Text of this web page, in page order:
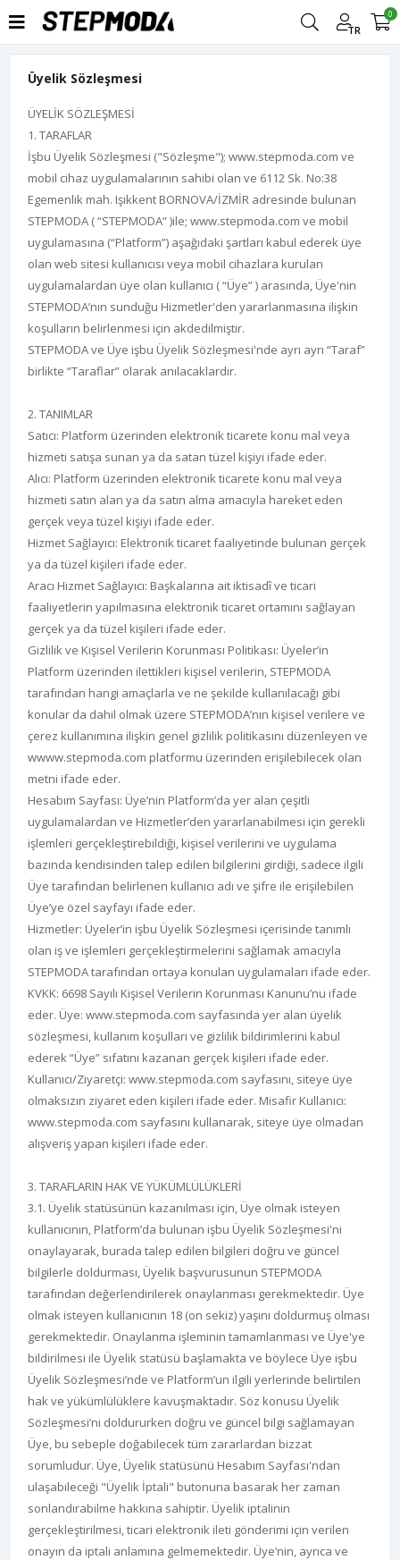
TR
0
Üyelik Sözleşmesi
ÜYELİK SÖZLEŞMESİ
1. TARAFLAR
İşbu Üyelik Sözleşmesi ("Sözleşme"); www.stepmoda.com ve
mobil cihaz uygulamalarının sahibi olan ve 6112 Sk. No:38
Egemenlik mah. Işıkkent BORNOVA/İZMİR adresinde bulunan
STEPMODA ( “STEPMODA” )ile; www.stepmoda.com ve mobil
uygulamasına (“Platform”) aşağıdaki şartları kabul ederek üye
olan web sitesi kullanıcısı veya mobil cihazlara kurulan
uygulamalardan üye olan kullanıcı ( “Üye” ) arasında, Üye'nin
STEPMODA’nın sunduğu Hizmetler'den yararlanmasına ilişkin
koşulların belirlenmesi için akdedilmiştir.
STEPMODA ve Üye işbu Üyelik Sözleşmesi'nde ayrı ayrı “Taraf”
birlikte “Taraflar” olarak anılacaklardır.
2. TANIMLAR
Satıcı: Platform üzerinden elektronik ticarete konu mal veya
hizmeti satışa sunan ya da satan tüzel kişiyi ifade eder.
Alıcı: Platform üzerinden elektronik ticarete konu mal veya
hizmeti satın alan ya da satın alma amacıyla hareket eden
gerçek veya tüzel kişiyi ifade eder.
Hizmet Sağlayıcı: Elektronik ticaret faaliyetinde bulunan gerçek
ya da tüzel kişileri ifade eder.
Aracı Hizmet Sağlayıcı: Başkalarına ait iktisadî ve ticari
faaliyetlerin yapılmasına elektronik ticaret ortamını sağlayan
gerçek ya da tüzel kişileri ifade eder.
Gizlilik ve Kişisel Verilerin Korunması Politikası: Üyeler’in
Platform üzerinden ilettikleri kişisel verilerin, STEPMODA
tarafından hangi amaçlarla ve ne şekilde kullanılacağı gibi
konular da dahil olmak üzere STEPMODA’nın kişisel verilere ve
çerez kullanımına ilişkin genel gizlilik politikasını düzenleyen ve
wwww.stepmoda.com platformu üzerinden erişilebilecek olan
metni ifade eder.
Hesabım Sayfası: Üye’nin Platform’da yer alan çeşitli
uygulamalardan ve Hizmetler’den yararlanabilmesi için gerekli
işlemleri gerçekleştirebildiği, kişisel verilerini ve uygulama
bazında kendisinden talep edilen bilgilerini girdiği, sadece ilgili
Üye tarafından belirlenen kullanıcı adı ve şifre ile erişilebilen
Üye’ye özel sayfayı ifade eder.
Hizmetler: Üyeler’in işbu Üyelik Sözleşmesi içerisinde tanımlı
olan iş ve işlemleri gerçekleştirmelerini sağlamak amacıyla
STEPMODA tarafından ortaya konulan uygulamaları ifade eder.
KVKK: 6698 Sayılı Kişisel Verilerin Korunması Kanunu’nu ifade
eder. Üye: www.stepmoda.com sayfasında yer alan üyelik
sözleşmesi, kullanım koşulları ve gizlilik bildirimlerini kabul
ederek “Üye” sıfatını kazanan gerçek kişileri ifade eder.
Kullanıcı/Ziyaretçi: www.stepmoda.com sayfasını, siteye üye
olmaksızın ziyaret eden kişileri ifade eder. Misafir Kullanıcı:
www.stepmoda.com sayfasını kullanarak, siteye üye olmadan
alışveriş yapan kişileri ifade eder.
3. TARAFLARIN HAK VE YÜKÜMLÜLÜKLERİ
3.1. Üyelik statüsünün kazanılması için, Üye olmak isteyen
kullanıcının, Platform’da bulunan işbu Üyelik Sözleşmesi'ni
onaylayarak, burada talep edilen bilgileri doğru ve güncel
bilgilerle doldurması, Üyelik başvurusunun STEPMODA
tarafından değerlendirilerek onaylanması gerekmektedir. Üye
olmak isteyen kullanıcının 18 (on sekiz) yaşını doldurmuş olması
gerekmektedir. Onaylanma işleminin tamamlanması ve Üye'ye
bildirilmesi ile Üyelik statüsü başlamakta ve böylece Üye işbu
Üyelik Sözleşmesi’nde ve Platform’un ilgili yerlerinde belirtilen
hak ve yükümlülüklere kavuşmaktadır. Söz konusu Üyelik
Sözleşmesi’ni doldururken doğru ve güncel bilgi sağlamayan
Üye, bu sebeple doğabilecek tüm zararlardan bizzat
sorumludur. Üye, Üyelik statüsünü Hesabım Sayfası'ndan
ulaşabileceği "Üyelik İptali" butonuna basarak her zaman
sonlandırabilme hakkına sahiptir. Üyelik iptalinin
gerçekleştirilmesi, ticari elektronik ileti gönderimi için verilen
onayın da iptali anlamına gelmemektedir. Üye’nin, ayrıca ve